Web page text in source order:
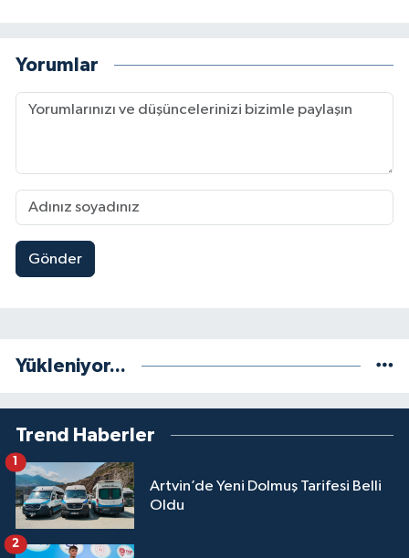
Yorumlar
Gönder
Yükleniyor...
Trend Haberler
Artvin’de Yeni Dolmuş Tarifesi Belli
Oldu
2